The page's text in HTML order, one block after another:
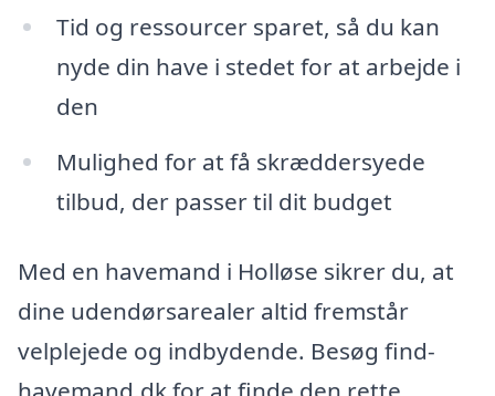
Tid og ressourcer sparet, så du kan
nyde din have i stedet for at arbejde i
den
Mulighed for at få skræddersyede
tilbud, der passer til dit budget
Med en havemand i Holløse sikrer du, at
dine udendørsarealer altid fremstår
velplejede og indbydende. Besøg find-